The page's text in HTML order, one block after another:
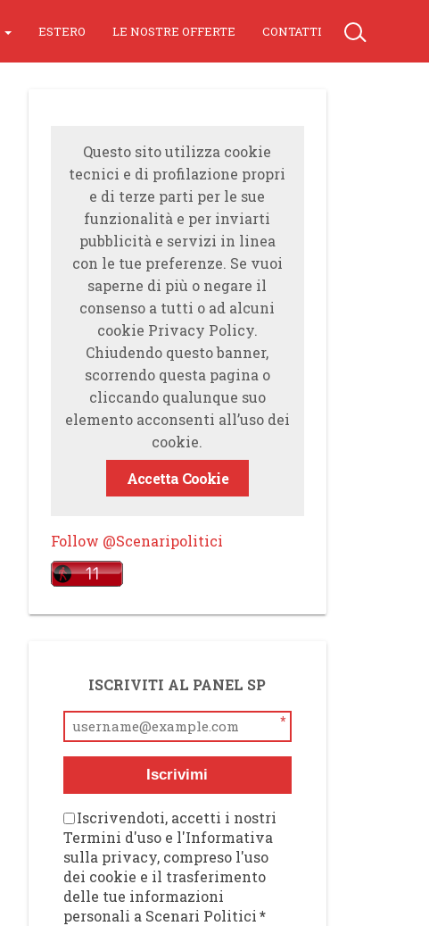
ESTERO LE NOSTRE OFFERTE CONTATTI
Questo sito utilizza cookie
tecnici e di profilazione propri
e di terze parti per le sue
funzionalità e per inviarti
pubblicità e servizi in linea
con le tue preferenze. Se vuoi
saperne di più o negare il
consenso a tutti o ad alcuni
cookie Privacy Policy.
Chiudendo questo banner,
scorrendo questa pagina o
cliccando qualunque suo
elemento acconsenti all’uso dei
cookie.
Accetta Cookie
Follow @Scenaripolitici
ISCRIVITI AL PANEL SP
*
Iscrivimi
Iscrivendoti, accetti i nostri
Termini d'uso e l'Informativa
sulla privacy, compreso l'uso
dei cookie e il trasferimento
delle tue informazioni
personali a Scenari Politici*